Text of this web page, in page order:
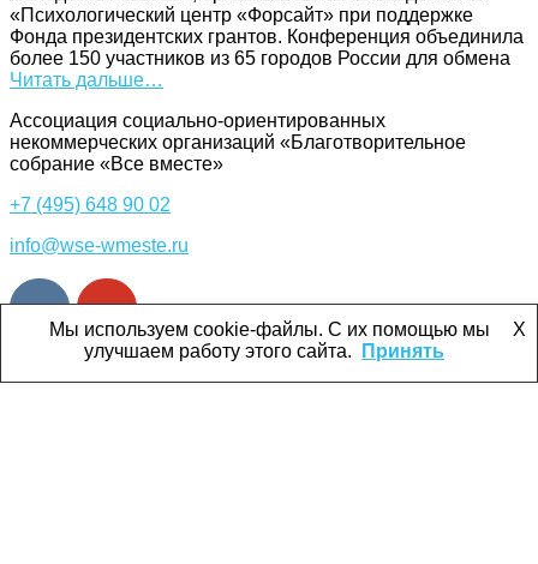
«Психологический центр «Форсайт» при поддержке
Фонда президентских грантов. Конференция объединила
более 150 участников из 65 городов России для обмена
Читать дальше…
Ассоциация cоциально-ориентированных
некоммерческих организаций «Благотворительное
собрание «Все вместе»
+7 (495) 648 90 02
info@wse-wmeste.ru
Мы используем cookie-файлы. С их помощью мы
улучшаем работу этого сайта.
X
Принять